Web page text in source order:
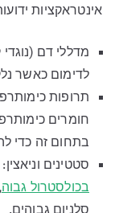
אינטראקציות
מדללי דם
לדימום כאשר
תרופות
חומרים
בתחום זה כדי
סטטינים
בכולסטרול גבוה